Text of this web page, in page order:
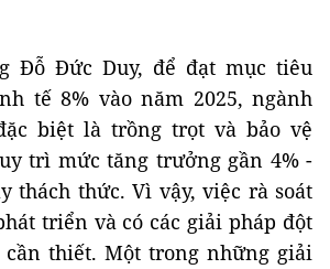
Đỗ Đức Duy, để đạt mục tiêu
tế 8% vào năm 2025, ngành
biệt là trồng trọt và bảo vệ
trì mức tăng trưởng gần 4% -
thách thức. Vì vậy, việc rà soát
triển và có các giải pháp đột
cần thiết. Một trong những giải